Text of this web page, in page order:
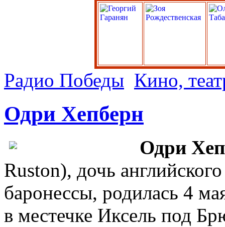
Радио Победы Кино,
Одри Хепберн
Одри
Ruston), дочь
баронессы, родилась 4
в местечке Иксель под